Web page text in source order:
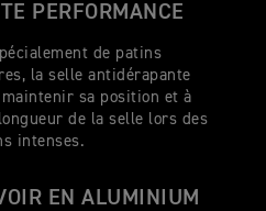
PERFORMANCE
de patins
la selle antidérapante
sa position et à
de la selle lors des
intenses.
EN ALUMINIUM